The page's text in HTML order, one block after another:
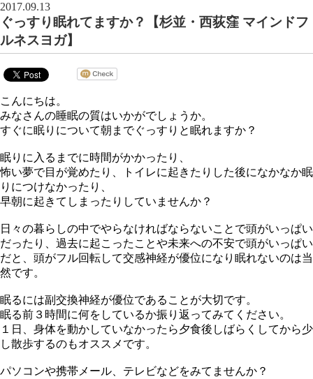
2017.09.13
ぐっすり眠れてますか？【杉並・西荻窪 マインドフ
ルネスヨガ】
こんにちは。
みなさんの睡眠の質はいかがでしょうか。
すぐに眠りについて朝までぐっすりと眠れますか？
眠りに入るまでに時間がかかったり、
怖い夢で目が覚めたり、トイレに起きたりした後になかなか眠
りにつけなかったり、
早朝に起きてしまったりしていませんか？
日々の暮らしの中でやらなければならないことで頭がいっぱい
だったり、過去に起こったことや未来への不安で頭がいっぱい
だと、頭がフル回転して交感神経が優位になり眠れないのは当
然です。
眠るには副交換神経が優位であることが大切です。
眠る前３時間に何をしているか振り返ってみてください。
１日、身体を動かしていなかったら夕食後しばらくしてから少
し散歩するのもオススメです。
パソコンや携帯メール、テレビなどをみてませんか？